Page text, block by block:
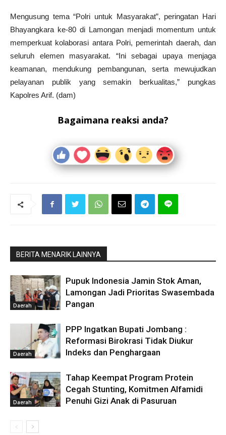
Mengusung tema “Polri untuk Masyarakat”, peringatan Hari
Bhayangkara ke-80 di Lamongan menjadi momentum untuk
memperkuat kolaborasi antara Polri, pemerintah daerah, dan
seluruh elemen masyarakat. “Ini sebagai upaya menjaga
keamanan, mendukung pembangunan, serta mewujudkan
pelayanan publik yang semakin berkualitas,” pungkas
Kapolres Arif. (dam)
Bagaimana reaksi anda?
BERITA MENARIK LAINNYA
Daerah
Pupuk Indonesia Jamin Stok Aman,
Lamongan Jadi Prioritas Swasembada
Pangan
Daerah
PPP Ingatkan Bupati Jombang :
Reformasi Birokrasi Tidak Diukur
Indeks dan Penghargaan
Daerah
Tahap Keempat Program Protein
Cegah Stunting, Komitmen Alfamidi
Penuhi Gizi Anak di Pasuruan